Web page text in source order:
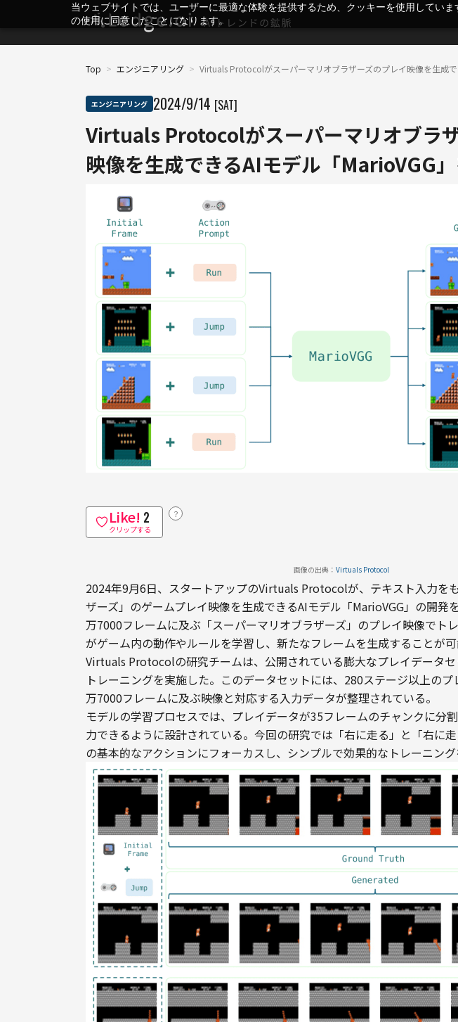
当ウェブサイトでは、ユーザーに最適な体験を提供するため、クッキーを使用してい
の使用に同意したことになります。
Top > エンジニアリング > Virtuals Protocolがスーパーマリオブラザーズのプレイ映像を生成
エンジニアリング 2024/9/14 [SAT]
Virtuals Protocolがスーパーマリオブラ
映像を生成できるAIモデル「MarioVGG
Like! 2
クリップする
？
画像の出典： Virtuals Protocol
2024年9月6日、スタートアップのVirtuals Protocolが、テキスト入力を
ザーズ」のゲームプレイ映像を生成できるAIモデル「MarioVGG」の開発を
万7000フレームに及ぶ「スーパーマリオブラザーズ」のプレイ映像でト
がゲーム内の動作やルールを学習し、新たなフレームを生成することが可
Virtuals Protocolの研究チームは、公開されている膨大なプレイデータ
トレーニングを実施した。このデータセットには、280ステージ以上の
万7000フレームに及ぶ映像と対応する入力データが整理されている。
モデルの学習プロセスでは、プレイデータが35フレームのチャンクに分
力できるように設計されている。今回の研究では「右に走る」と「右に